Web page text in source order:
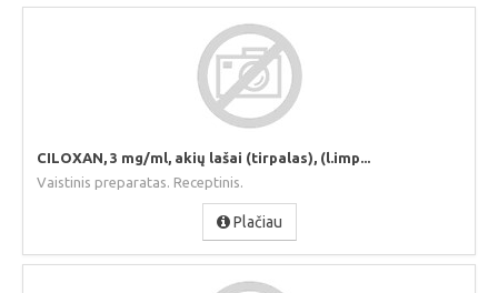
CILOXAN, 3 mg/ml, akių lašai (tirpalas), (l.imp...
Vaistinis preparatas. Receptinis.
Plačiau